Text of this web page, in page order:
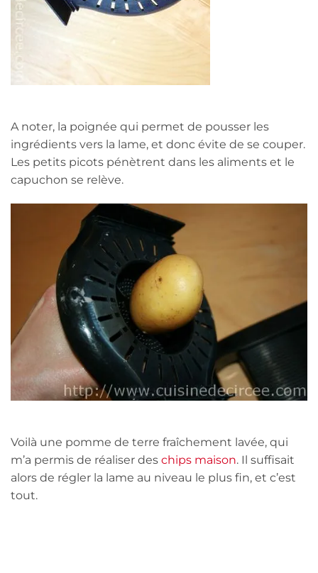
A noter, la poignée qui permet de pousser les
ingrédients vers la lame, et donc évite de se couper.
Les petits picots pénètrent dans les aliments et le
capuchon se relève.
Voilà une pomme de terre fraîchement lavée, qui
m’a permis de réaliser des chips maison. Il suffisait
alors de régler la lame au niveau le plus fin, et c’est
tout.